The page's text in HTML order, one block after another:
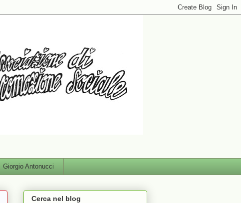
Giorgio Antonucci
Cerca nel blog